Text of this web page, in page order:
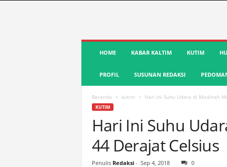
a
HOME KABAR KALTIM KUTIM
PROFIL SUSUNAN REDAKSI
Beranda kutim Hari Ini Suhu Udara di Madinah
KUTIM
Hari Ini Suhu
44 Derajat Celsius
Penulis Redaksi- Sep 4, 2018 0